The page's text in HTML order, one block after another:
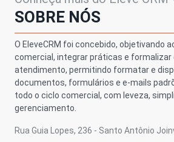
SOBRE NÓS
O EleveCRM foi concebido, objetivando
comercial, integrar práticas e formalizar
atendimento, permitindo formatar e
documentos, formulários e e-mails
todo o ciclo comercial, com leveza,
gerenciamento.
Rua Guia Lopes, 236 - Santo Antônio